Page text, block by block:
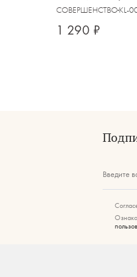
СОВЕРШЕНСТВОKL-
1 290 ₽
Введите